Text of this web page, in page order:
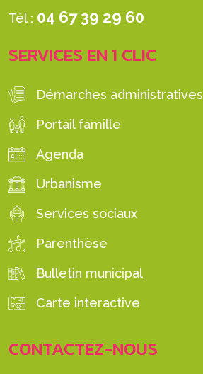
Tél : 04 67 39 29 60
SERVICES EN 1 CLIC
Démarches administratives
Portail famille
Agenda
Urbanisme
Services sociaux
Parenthèse
Bulletin municipal
Carte interactive
CONTACTEZ-NOUS